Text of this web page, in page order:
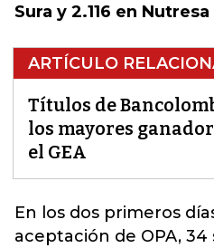
Sura y 2.116 en Nutresa
ARTÍCULO
Títulos de
los mayores
el GEA
En los dos primeros
aceptación de OPA, 34